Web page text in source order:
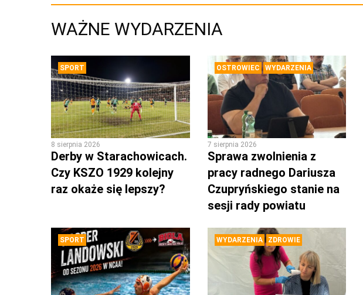
WAŻNE WYDARZENIA
SPORT
8 sierpnia 2026
Derby w Starachowicach.
Czy KSZO 1929 kolejny
raz okaże się lepszy?
OSTROWIEC WYDARZENIA
7 sierpnia 2026
Sprawa zwolnienia z
pracy radnego Dariusza
Czupryńskiego stanie na
sesji rady powiatu
SPORT WYDARZENIA ZDROWIE